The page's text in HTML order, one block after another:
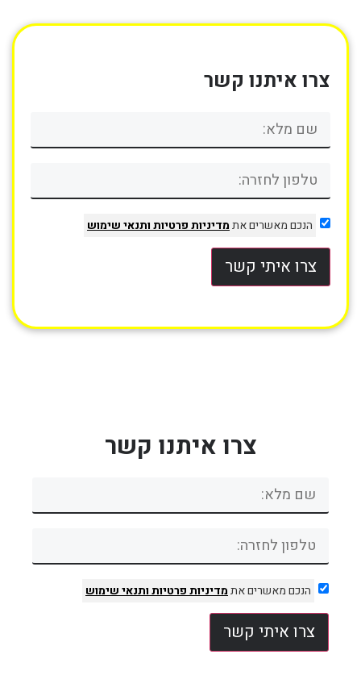
צרו איתנו קשר
הנכם מאשרים אתמדיניות פרטיותותנאי שימוש
צרו איתי קשר
צרו איתנו קשר
הנכם מאשרים אתמדיניות פרטיותותנאי שימוש
צרו איתי קשר